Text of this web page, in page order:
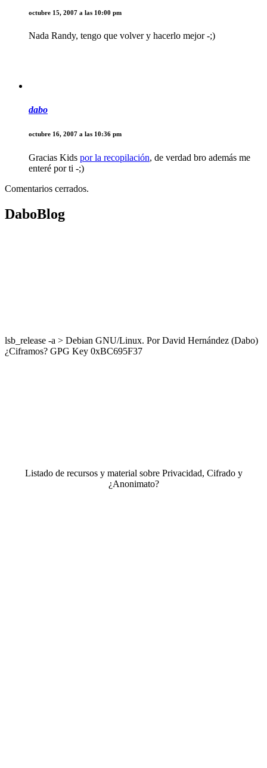
octubre 15, 2007 a las 10:00 pm
Nada Randy, tengo que volver y hacerlo mejor -;)
dabo
octubre 16, 2007 a las 10:36 pm
Gracias Kids por la recopilación, de verdad bro además me
enteré por ti -;)
Comentarios cerrados.
DaboBlog
lsb_release -a > Debian GNU/Linux. Por David Hernández (Dabo)
¿Ciframos? GPG Key 0xBC695F37
Listado de recursos y material sobre Privacidad, Cifrado y
¿Anonimato?